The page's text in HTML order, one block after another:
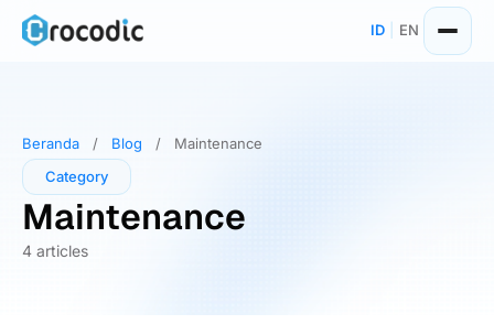
Skip
ID EN
Beranda / Blog /
Maintenance
Category
Maintenance
4 articles